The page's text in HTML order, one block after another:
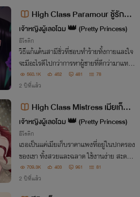
High Class Paramour ชู้รักชั้น
สูง (มี E-book)
เจ้าหญิงผู้เลอโฉม 👑 (Pretty Princess)
อีโรติก
วิธีแก้แค้นสามีชั่วที่ชอบทำร้ายทั้งกายและใจ
จะมีอะไรดีไปกว่าการหาผู้ชายที่ดีกว่ามาแทน
ที่เขากันล่ะ?
560.1K 452 481 78
2 ปีที่แล้ว
High Class Mistress เมียเก็บชั้
นสูง
เจ้าหญิงผู้เลอโฉม 👑 (Pretty Princess)
อีโรติก
เธอเป็นแค่เมียเก็บราคาแพงที่อยู่ในปกครอง
ของเขา ทั้งสวยและฉลาด ใช้งานง่าย สะดวก
สบาย ไร้ซึ่งข้อผูกมัดใด ซ้ำยังเร้าใจที่สุดเวลา
อยู่บนเตียง แต่ไม่มีสิทธิ์เป็นมากไปกว่านั้น
709.3K 403 961 81
2 ปีที่แล้ว